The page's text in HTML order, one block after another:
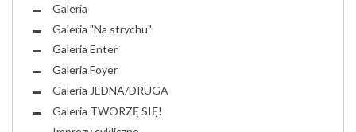
Galeria
Galeria "Na strychu"
Galeria Enter
Galeria Foyer
Galeria JEDNA/DRUGA
Galeria TWORZĘ SIĘ!